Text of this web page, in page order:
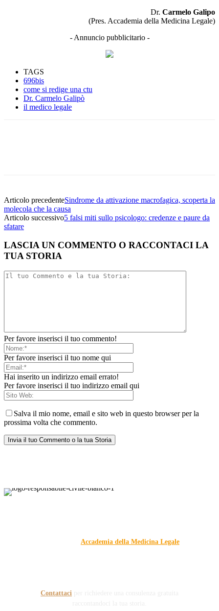
Dr. Carmelo Galipo
(Pres. Accademia della Medicina Legale)
- Annuncio pubblicitario -
TAGS
696bis
come si redige una ctu
Dr. Carmelo Galipò
il medico legale
Articolo precedenteSindrome da attivazione macrofagica, scoperta la
molecola che la causa
Articolo successivo5 falsi miti sullo psicologo: credenze e paure da
sfatare
LASCIA UN COMMENTO O RACCONTACI LA
TUA STORIA
Per favore inserisci il tuo commento!
Per favore inserisci il tuo nome qui
Hai inserito un indirizzo email errato!
Per favore inserisci il tuo indirizzo email qui
Salva il mio nome, email e sito web in questo browser per la
prossima volta che commento.
Accademia della Medicina Legale
Contattaci